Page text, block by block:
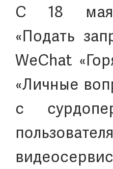
С 18 мая
«Подать
WeChat
«Личные
с